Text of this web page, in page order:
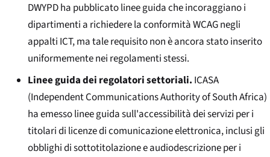
DWYPD ha pubblicato linee guida che incoraggiano i
dipartimenti a richiedere la conformità WCAG negli
appalti ICT, ma tale requisito non è ancora stato inserito
uniformemente nei regolamenti stessi.
Linee guida dei regolatori settoriali. ICASA
(Independent Communications Authority of South Africa)
ha emesso linee guida sull'accessibilità dei servizi per i
titolari di licenze di comunicazione elettronica, inclusi gli
obblighi di sottotitolazione e audiodescrizione per i